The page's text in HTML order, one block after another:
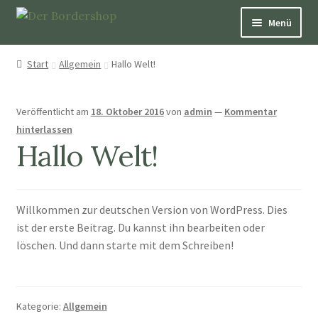
Menü
Bücher
Schmuck
Dekoration und Nützliches
Patenschaften
Start Allgemein Hallo Welt!
Veröffentlicht am 18. Oktober 2016von admin — Kommentar
hinterlassen
Hallo Welt!
Willkommen zur deutschen Version von WordPress. Dies
ist der erste Beitrag. Du kannst ihn bearbeiten oder
löschen. Und dann starte mit dem Schreiben!
Kategorie: Allgemein